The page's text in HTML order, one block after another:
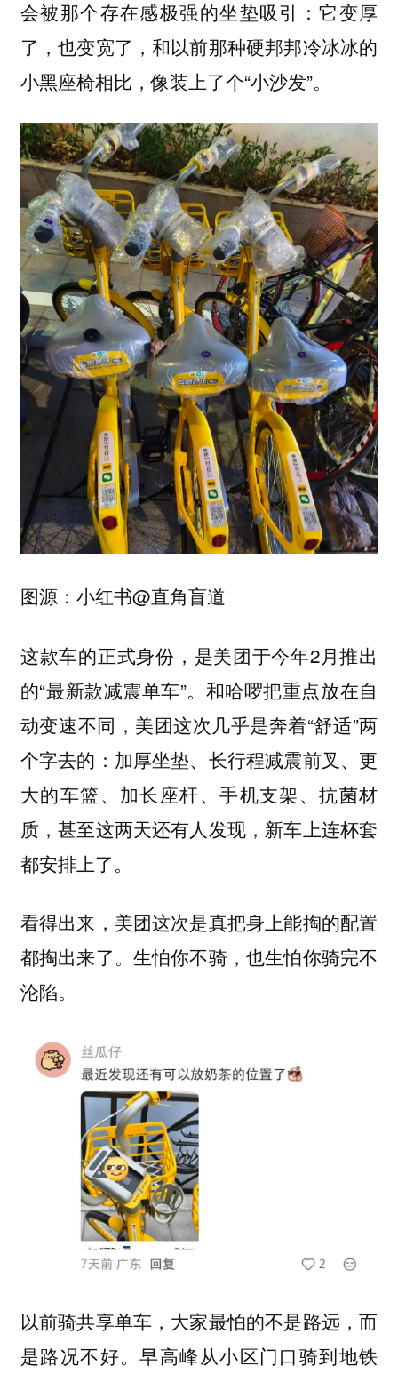
会被那个存在感极强的坐垫吸引 ：它变厚
了，也变宽了，和以前那种硬邦邦冷冰冰的
小黑座椅相比，像装上了个“小沙发”。
图源：小红书@直角盲道
这款车的正式身份，是美团于今年2月推出
的“最新款减震单车”。和哈啰把重点放在自
动变速不同，美团这次几乎是奔着“舒适”两
个字去的：加厚坐垫、长行程减震前叉、更
大的车篮、加长座杆、手机支架、抗菌材
质，甚至这两天还有人发现，新车上连杯套
都安排上了。
看得出来，美团这次是真把身上能掏的配置
都掏出来了。生怕你不骑，也生怕你骑完不
沦陷。
以前骑共享单车，大家最怕的不是路远，而
是路况不好。早高峰从小区门口骑到地铁